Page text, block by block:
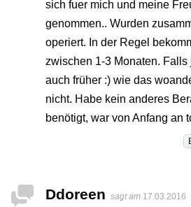
sich fuer mich und meine
genommen.. Wurden
operiert. In der Regel
zwischen 1-3 Monaten.
auch früher :) wie das
nicht. Habe kein anderes
benötigt, war von Anfang an
Ddoreen sagt am 17.03.2016